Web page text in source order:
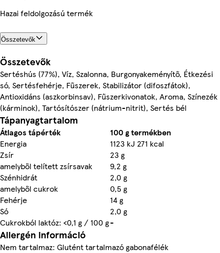
Hazai feldolgozású termék
Összetevők
Összetevők
Sertéshús (77%), Víz, Szalonna, Burgonyakeményítő, Étkezési
só, Sertésfehérje, Fűszerek, Stabilizátor (difoszfátok),
Antioxidáns (aszkorbinsav), Fűszerkivonatok, Aroma, Színezék
(kárminok), Tartósítószer (nátrium-nitrit), Sertés bél
Tápanyagtartalom
Átlagos tápérték
100 g termékben
Energia
1123 kJ 271 kcal
Zsír
23 g
amelyből telített zsírsavak
9,2 g
Szénhidrát
2,0 g
amelyből cukrok
0,5 g
Fehérje
14 g
Só
2,0 g
Cukrokból laktóz: <0,1 g / 100 g-
Allergén információ
Nem tartalmaz: Glutént tartalmazó gabonafélék